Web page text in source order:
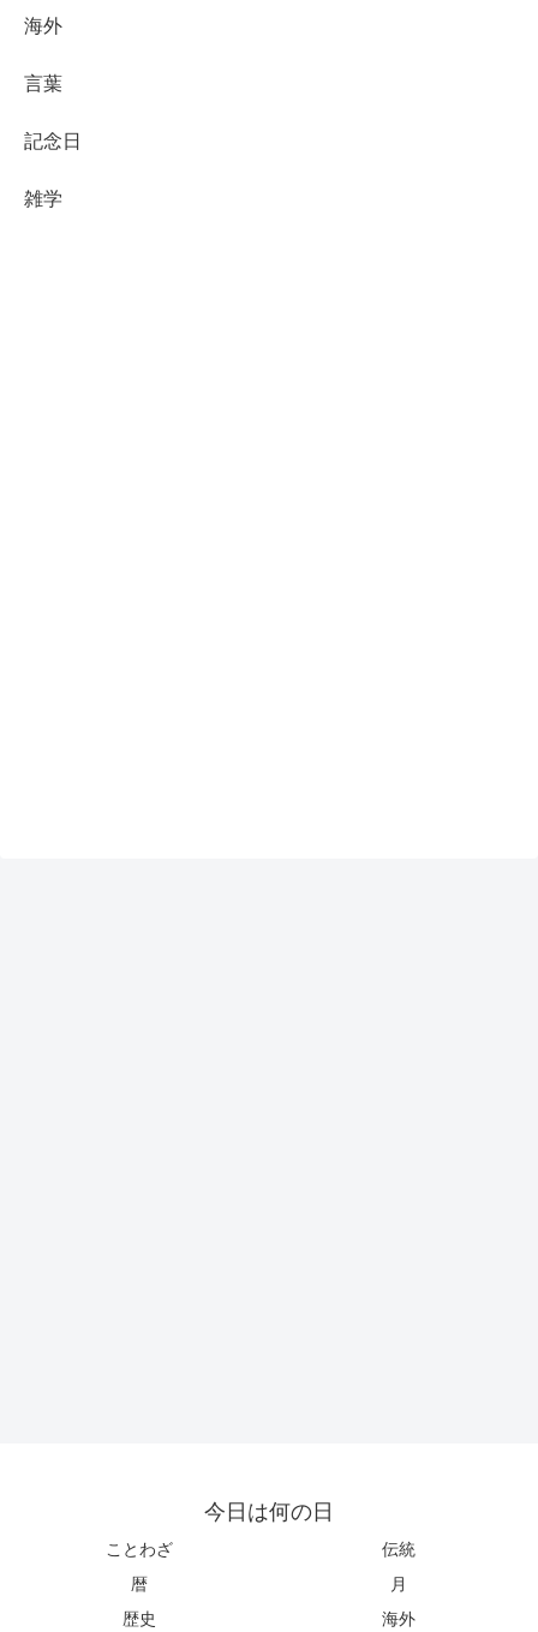
海外
言葉
記念日
雑学
今日は何の日
ことわざ
伝統
暦
月
歴史
海外